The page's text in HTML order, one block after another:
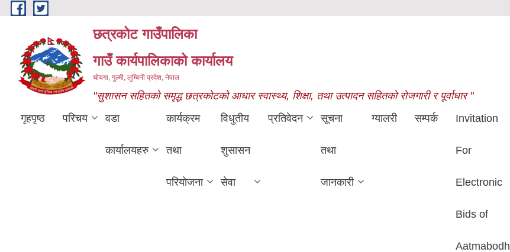
Skip to main content
छत्रकोट गाउँपालिका
गाउँ कार्यपालिकाको कार्यालय
चोयगा, गुल्मी, लुम्बिनी प्रदेश, नेपाल
"सुशासन सहितको समृद्ध छत्रकोटको आधार स्वास्थ्य, शिक्षा, तथा उत्पादन सहितको रोजगारी र पूर्वाधार "
गृहपृष्ठ परिचय वडा
कार्यालयहरु
कार्यक्रम
तथा
परियोजना
विधुतीय
शुसासन
सेवा
प्रतिवेदन सूचना
तथा
जानकारी
ग्यालरी सम्पर्क Invitation
For
Electronic
Bids of
Aatmabodh